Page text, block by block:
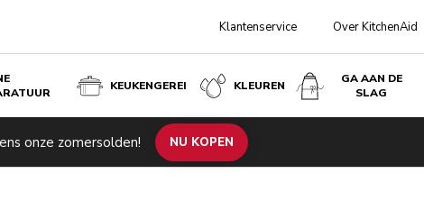
Klantenservice Over KitchenAid
KEUKENGEREI KLEUREN
GA AAN DE
SLAG
onze zomersolden! NU KOPEN